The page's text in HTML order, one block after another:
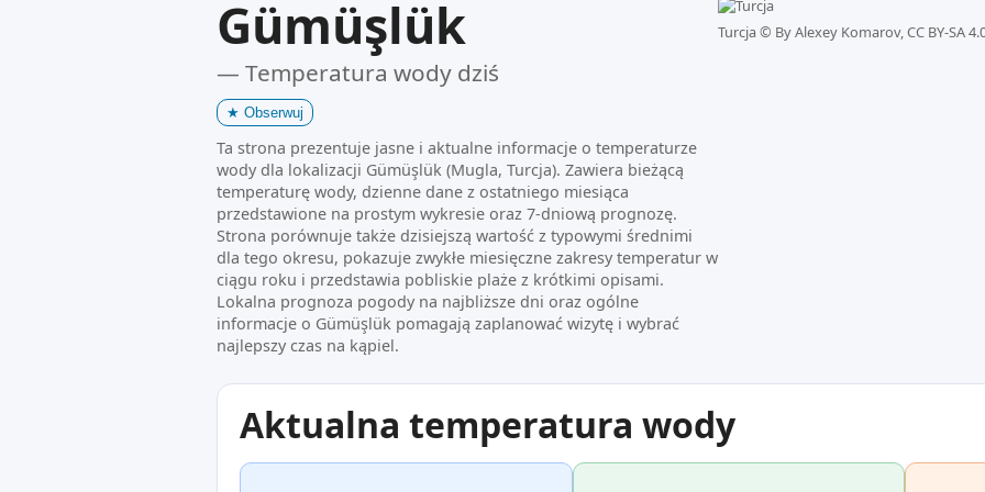
Gümüşlük
— Temperatura wody dziś
★ Obserwuj
Ta strona prezentuje jasne i aktualne informacje o temperaturze
wody dla lokalizacji Gümüşlük (Mugla, Turcja). Zawiera bieżącą
temperaturę wody, dzienne dane z ostatniego miesiąca
przedstawione na prostym wykresie oraz 7-dniową prognozę.
Strona porównuje także dzisiejszą wartość z typowymi średnimi
dla tego okresu, pokazuje zwykłe miesięczne zakresy temperatur w
ciągu roku i przedstawia pobliskie plaże z krótkimi opisami.
Lokalna prognoza pogody na najbliższe dni oraz ogólne
informacje o Gümüşlük pomagają zaplanować wizytę i wybrać
najlepszy czas na kąpiel.
Turcja © By Alexey Komarov, CC BY-SA
Aktualna temperatura wody